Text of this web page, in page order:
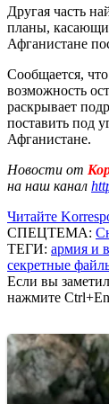
Другая часть
планы,
Афганистане
Сообщается,
возможность
раскрывает
поставить под
Афганистане.
Новости от
на наш канал
Читайте
СПЕЦТЕМА:
ТЕГИ: армия и
секретные
Если вы
нажмите